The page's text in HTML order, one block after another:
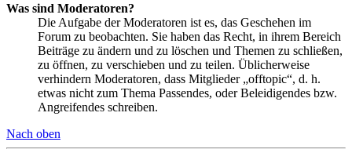
Was sind Moderatoren?
Die Aufgabe der Moderatoren ist es, das Geschehen im
Forum zu beobachten. Sie haben das Recht, in ihrem Bereich
Beiträge zu ändern und zu löschen und Themen zu schließen,
zu öffnen, zu verschieben und zu teilen. Üblicherweise
verhindern Moderatoren, dass Mitglieder „offtopic“, d. h.
etwas nicht zum Thema Passendes, oder Beleidigendes bzw.
Angreifendes schreiben.
Nach oben